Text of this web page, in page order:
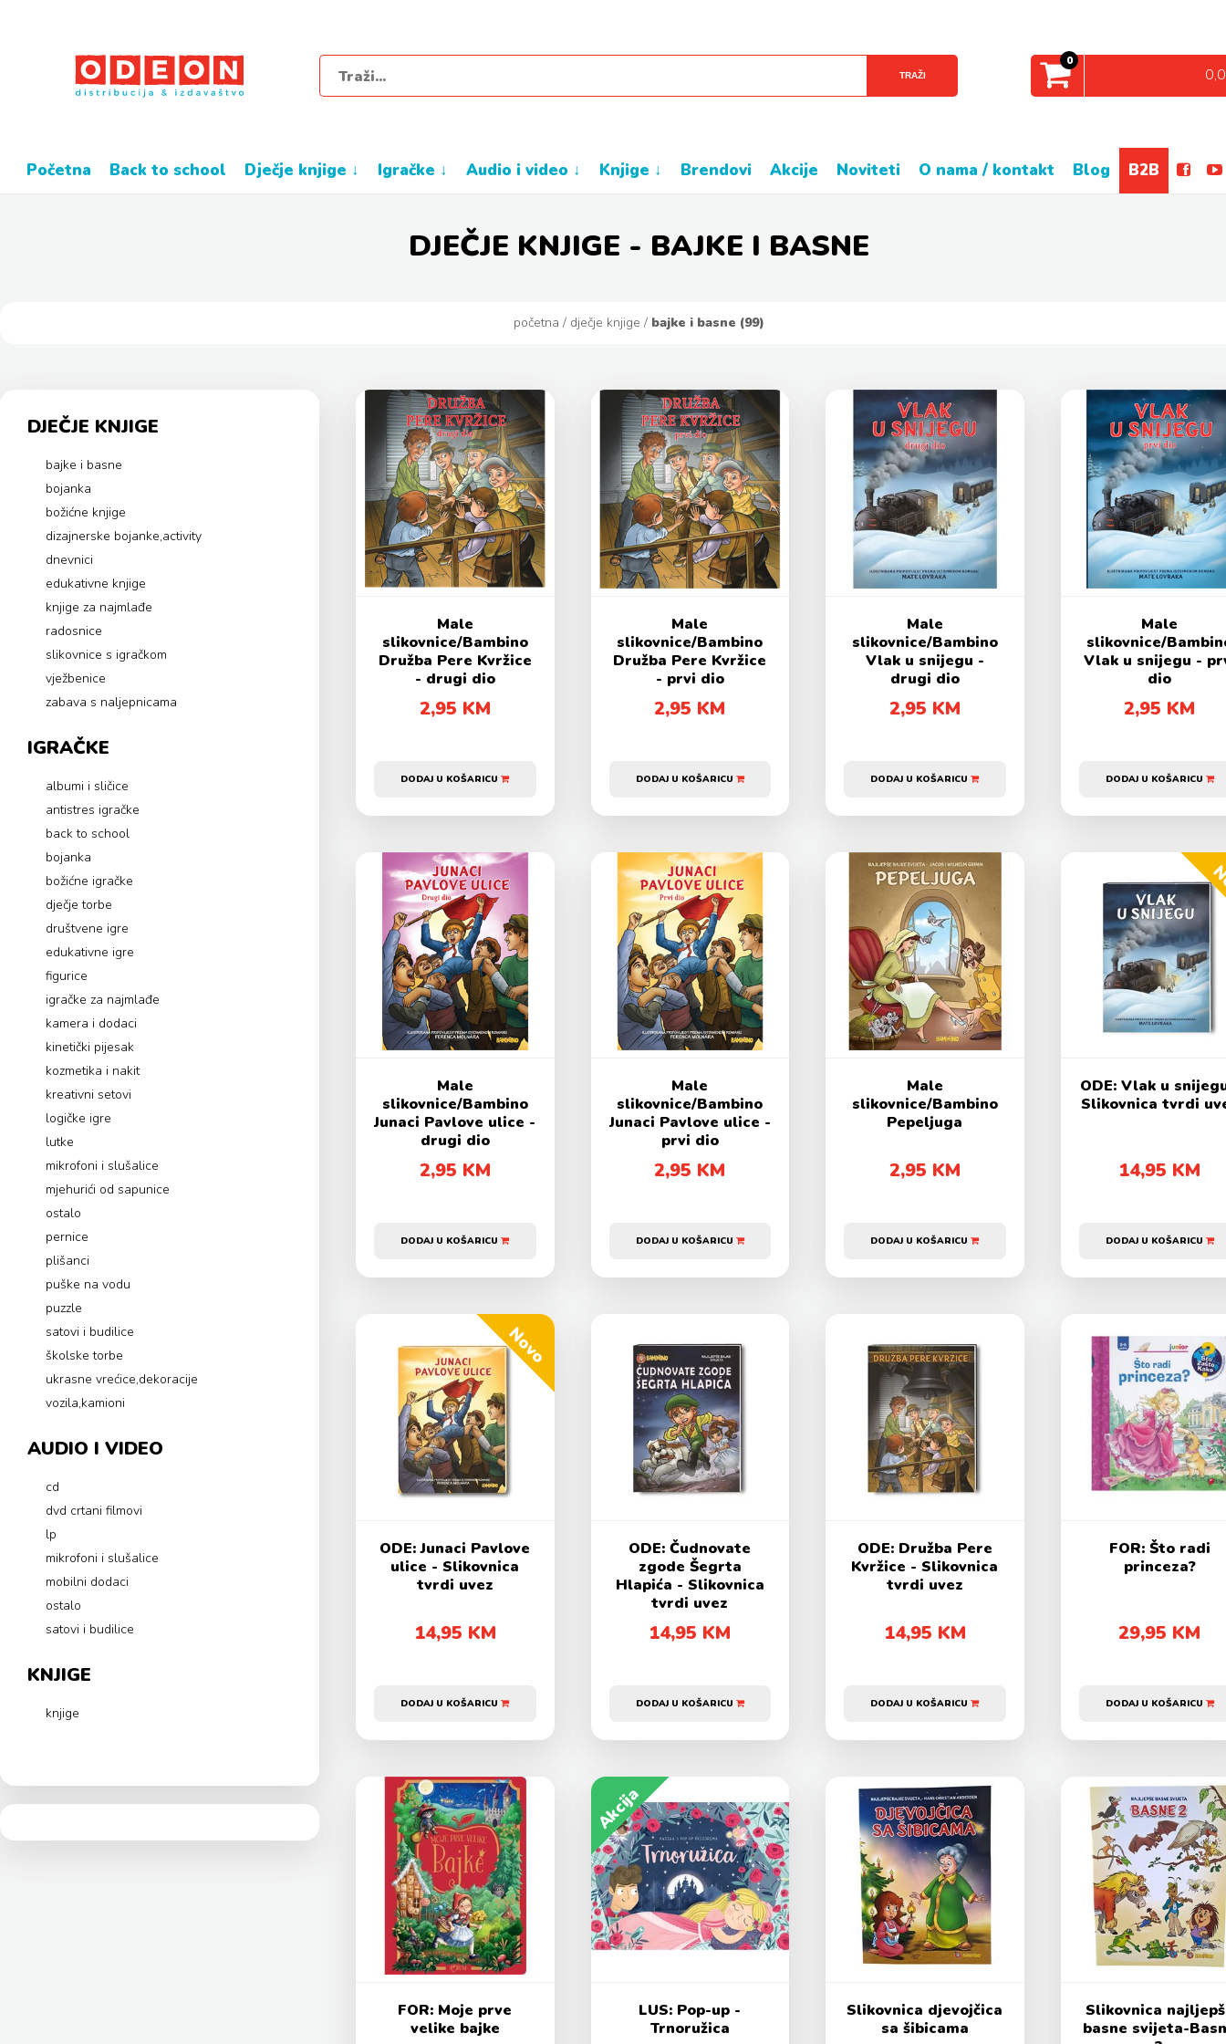
TRAŽI
0
početna back to school dječje knjige ↓ igračke ↓ audio i video ↓ knjige ↓ brendovi akcije noviteti o nama / kontakt blog B2B
DJEČJE KNJIGE - BAJKE I BASNE
početna / dječje knjige / bajke i basne (99)
DJEČJE KNJIGE
bajke i basne
bojanka
božićne knjige
dizajnerske bojanke,activity
dnevnici
edukativne knjige
knjige za najmlađe
radosnice
slikovnice s igračkom
vježbenice
zabava s naljepnicama
IGRAČKE
albumi i sličice
antistres igračke
back to school
bojanka
božićne igračke
dječje torbe
društvene igre
edukativne igre
figurice
igračke za najmlađe
kamera i dodaci
kinetički pijesak
kozmetika i nakit
kreativni setovi
logičke igre
lutke
mikrofoni i slušalice
mjehurići od sapunice
ostalo
pernice
plišanci
puške na vodu
puzzle
satovi i budilice
školske torbe
ukrasne vrećice,dekoracije
vozila,kamioni
AUDIO I VIDEO
cd
dvd crtani filmovi
lp
mikrofoni i slušalice
mobilni dodaci
ostalo
satovi i budilice
KNJIGE
knjige
Male
slikovnice/Bambino
Družba Pere Kvržice
- drugi dio
2,95 KM
DODAJ U KOŠARICU
Male
slikovnice/Bambino
Družba Pere Kvržice
- prvi dio
2,95 KM
DODAJ U KOŠARICU
Male
slikovnice/Bambino
Vlak u snijegu -
drugi dio
2,95 KM
DODAJ U KOŠARICU
Male
slikovnice/
Vlak u snijegu -
dio
2,95 KM
DODAJ U KOŠARICU
Male
slikovnice/Bambino
Junaci Pavlove ulice -
drugi dio
2,95 KM
DODAJ U KOŠARICU
Male
slikovnice/Bambino
Junaci Pavlove ulice -
prvi dio
2,95 KM
DODAJ U KOŠARICU
Male
slikovnice/Bambino
Pepeljuga
2,95 KM
DODAJ U KOŠARICU
ODE: Vlak u
Slikovnica tvrdi
14,95 KM
DODAJ U KOŠARICU
Novo
ODE: Junaci Pavlove
ulice - Slikovnica
tvrdi uvez
14,95 KM
DODAJ U KOŠARICU
ODE: Čudnovate
zgode Šegrta
Hlapića - Slikovnica
tvrdi uvez
14,95 KM
DODAJ U KOŠARICU
ODE: Družba Pere
Kvržice - Slikovnica
tvrdi uvez
14,95 KM
DODAJ U KOŠARICU
FOR: Što radi
princeza?
29,95 KM
DODAJ U KOŠARICU
FOR: Moje prve
velike bajke
Akcija
LUS: Pop-up -
Trnoružica
Slikovnica djevojčica
sa šibicama
Slikovnica
basne svijeta-